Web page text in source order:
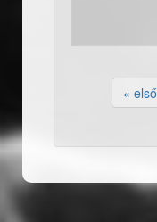
« első